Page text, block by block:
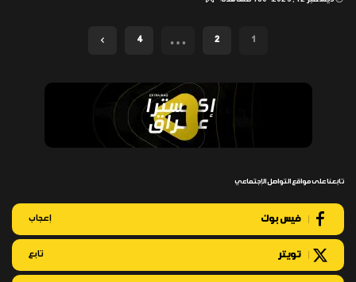
1
2
…
4
تابعنا على مواقع التواصل الإجتماعي
فيس بوك إعجاب
تويتر تابع